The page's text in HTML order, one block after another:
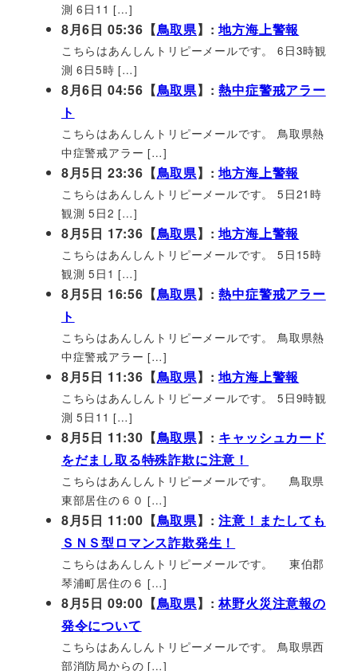
測 6日11 […]
8月6日 05:36【鳥取県】:地方海上警報
こちらはあんしんトリピーメールです。 6日3時観
測 6日5時 […]
8月6日 04:56【鳥取県】:熱中症警戒アラー
ト
こちらはあんしんトリピーメールです。 鳥取県熱
中症警戒アラー […]
8月5日 23:36【鳥取県】:地方海上警報
こちらはあんしんトリピーメールです。 5日21時
観測 5日2 […]
8月5日 17:36【鳥取県】:地方海上警報
こちらはあんしんトリピーメールです。 5日15時
観測 5日1 […]
8月5日 16:56【鳥取県】:熱中症警戒アラー
ト
こちらはあんしんトリピーメールです。 鳥取県熱
中症警戒アラー […]
8月5日 11:36【鳥取県】:地方海上警報
こちらはあんしんトリピーメールです。 5日9時観
測 5日11 […]
8月5日 11:30【鳥取県】: キャッシュカード
をだまし取る特殊詐欺に注意！
こちらはあんしんトリピーメールです。 鳥取県
東部居住の６０ […]
8月5日 11:00【鳥取県】:注意！またしても
ＳＮＳ型ロマンス詐欺発生！
こちらはあんしんトリピーメールです。 東伯郡
琴浦町居住の６ […]
8月5日 09:00【鳥取県】:林野火災注意報の
発令について
こちらはあんしんトリピーメールです。 鳥取県西
部消防局からの […]